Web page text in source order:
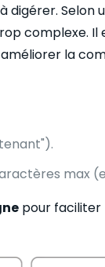
Selon
complexe.
la
max
pour faciliter